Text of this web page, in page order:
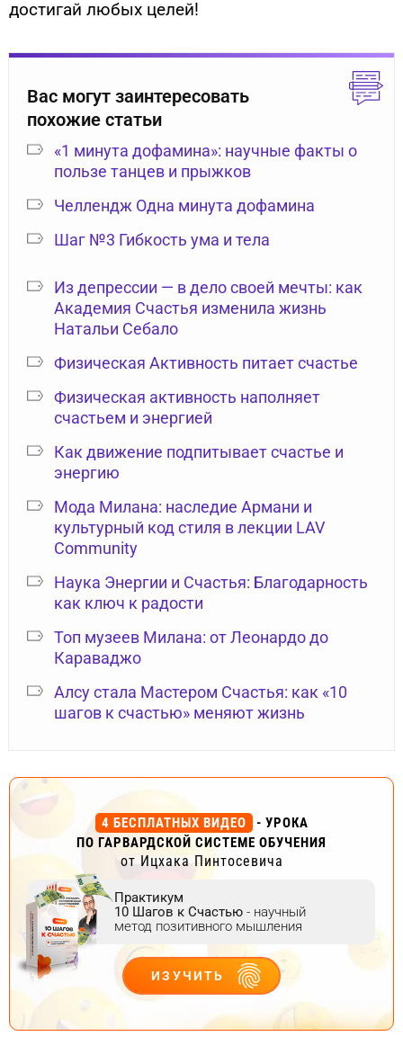
достигай любых целей!
Вас могут заинтересовать
похожие статьи
«1 минута дофамина»: научные факты о
пользе танцев и прыжков
Челлендж Одна минута дофамина
Шаг №3 Гибкость ума и тела
Из депрессии — в дело своей мечты: как
Академия Счастья изменила жизнь
Натальи Себало
Физическая Активность питает счастье
Физическая активность наполняет
счастьем и энергией
Как движение подпитывает счастье и
энергию
Мода Милана: наследие Армани и
культурный код стиля в лекции LAV
Community
Наука Энергии и Счастья: Благодарность
как ключ к радости
Топ музеев Милана: от Леонардо до
Караваджо
Алсу стала Мастером Счастья: как «10
шагов к счастью» меняют жизнь
4 БЕСПЛАТНЫХ ВИДЕО
- УРОКА
ПО ГАРВАРДСКОЙ СИСТЕМЕ ОБУЧЕНИЯ
от Ицхака Пинтосевича
Практикум
10 Шагов к Счастью - научный
метод позитивного мышления
ИЗУЧИТЬ